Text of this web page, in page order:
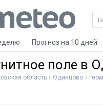
Прогноз на 10 дней
поле в
область Одинцово